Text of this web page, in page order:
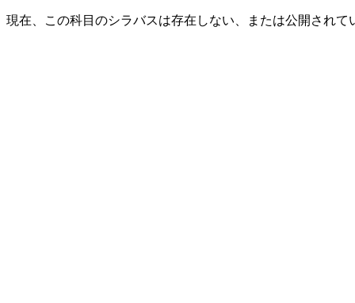
現在、この科目のシラバスは存在しない、または公開されて